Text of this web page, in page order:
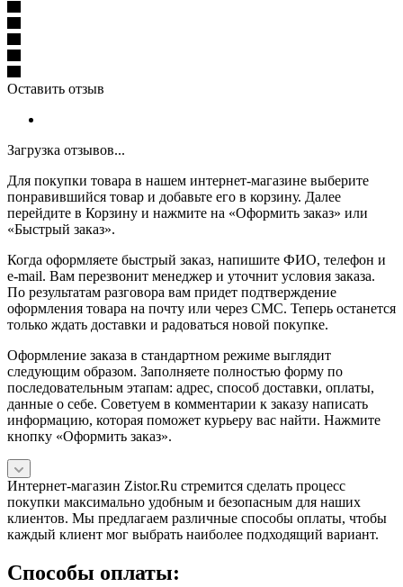
Оставить отзыв
Загрузка отзывов...
Для покупки товара в нашем интернет-магазине выберите
понравившийся товар и добавьте его в корзину. Далее
перейдите в Корзину и нажмите на «Оформить заказ» или
«Быстрый заказ».
Когда оформляете быстрый заказ, напишите ФИО, телефон и
e-mail. Вам перезвонит менеджер и уточнит условия заказа.
По результатам разговора вам придет подтверждение
оформления товара на почту или через СМС. Теперь останется
только ждать доставки и радоваться новой покупке.
Оформление заказа в стандартном режиме выглядит
следующим образом. Заполняете полностью форму по
последовательным этапам: адрес, способ доставки, оплаты,
данные о себе. Советуем в комментарии к заказу написать
информацию, которая поможет курьеру вас найти. Нажмите
кнопку «Оформить заказ».
Интернет-магазин Zistor.Ru стремится сделать процесс
покупки максимально удобным и безопасным для наших
клиентов. Мы предлагаем различные способы оплаты, чтобы
каждый клиент мог выбрать наиболее подходящий вариант.
Способы оплаты: